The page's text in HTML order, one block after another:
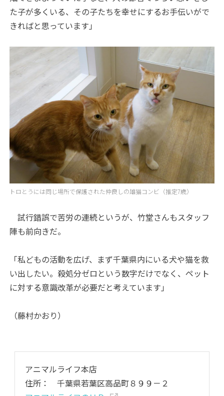
た子が多くいる、その子たちを幸せにするお手伝いがで
きればと思っています」
トロとうには同じ場所で保護された仲良しの雄猫コンビ（推定7歳）
試行錯誤で苦労の連続というが、竹堂さんもスタッフ
陣も前向きだ。
「私どもの活動を広げ、まず千葉県内にいる犬や猫を救
い出したい。殺処分ゼロという数字だけでなく、ペット
に対する意識改革が必要だと考えています」
（藤村かおり）
アニマルライフ本店
住所： 千葉県若葉区高品町８９９－２